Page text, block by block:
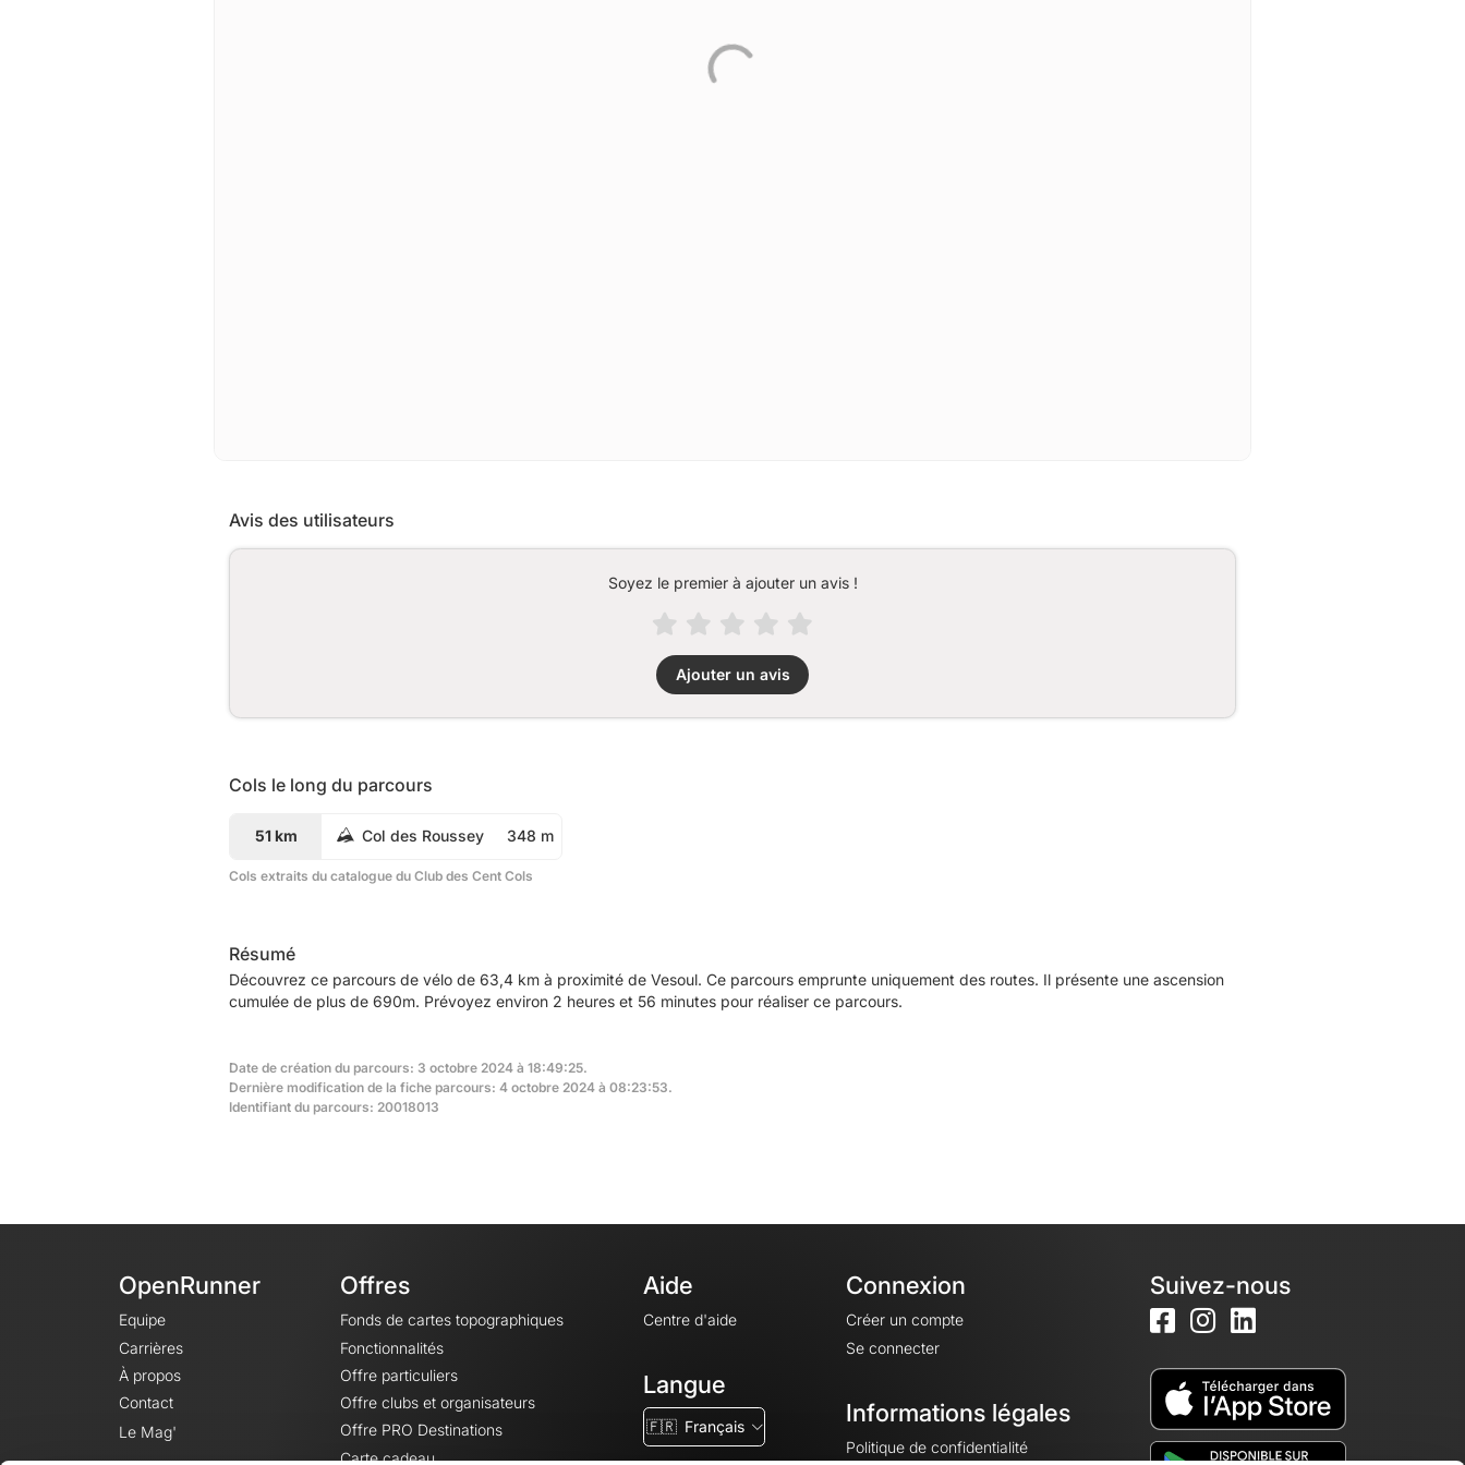
Avis des utilisateurs
Soyez le premier à ajouter un avis !
Ajouter un avis
Cols le long du parcours
51 km Col des Roussey 348 m
Cols extraits du catalogue du Club des Cent Cols
Résumé
Découvrez ce parcours de vélo de 63,4 km à proximité de Vesoul. Ce parcours emprunte uniquement des routes. Il présente une ascension
cumulée de plus de 690m. Prévoyez environ 2 heures et 56 minutes pour réaliser ce parcours.
Date de création du parcours: 3 octobre 2024 à 18:49:25.
Dernière modification de la fiche parcours: 4 octobre 2024 à 08:23:53.
Identifiant du parcours: 20018013
OpenRunner
Equipe
Carrières
À propos
Contact
Le Mag'
Offres
Fonds de cartes topographiques
Fonctionnalités
Offre particuliers
Offre clubs et organisateurs
Offre PRO Destinations
Carte cadeau
Aide
Centre d'aide
Langue
🇫🇷 Français
Connexion
Créer un compte
Se connecter
Informations légales
Politique de confidentialité
Suivez-nous